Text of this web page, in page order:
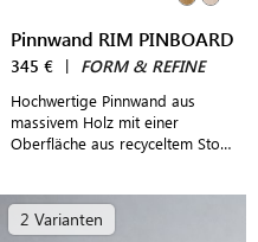
Pinnwand RIM PINBOARD
345 € | FORM & REFINE
Hochwertige Pinnwand aus
massivem Holz mit einer
Oberfläche aus recyceltem Stoff
2 Varianten